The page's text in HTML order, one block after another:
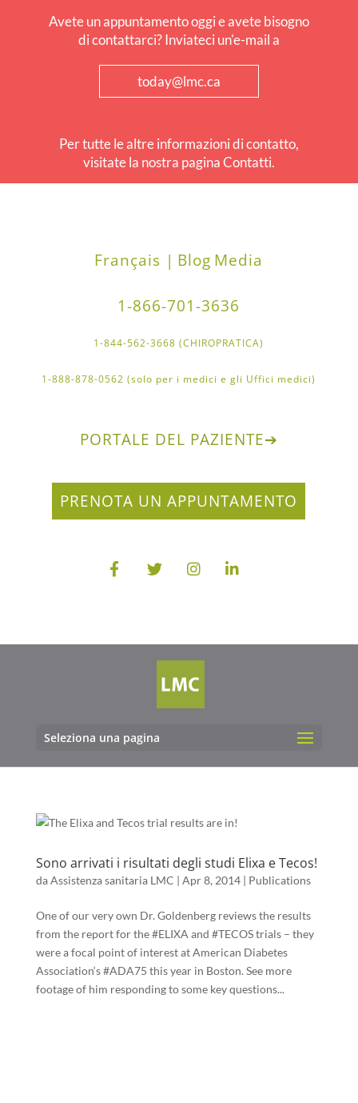
Avete un appuntamento oggi e avete bisogno
di contattarci? Inviateci un'e-mail a
today@lmc.ca
Per tutte le altre informazioni di contatto,
visitate la nostra pagina Contatti.
Français | Blog Media
1-866-701-3636
1-844-562-3668 (CHIROPRATICA)
1-888-878-0562 (solo per i medici e gli Uffici medici)
PORTALE DEL PAZIENTE➔
PRENOTA UN APPUNTAMENTO
Seleziona una pagina
Sono arrivati i risultati degli studi Elixa e Tecos!
daAssistenza sanitaria LMC | Apr 8, 2014| Publications
One of our very own Dr. Goldenberg reviews the results
from the report for the #ELIXA and #TECOS trials – they
were a focal point of interest at American Diabetes
Association‘s #ADA75 this year in Boston. See more
footage of him responding to some key questions...